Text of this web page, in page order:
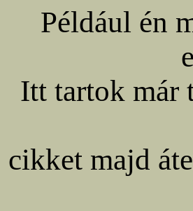
Például én
Itt tartok már
cikket majd